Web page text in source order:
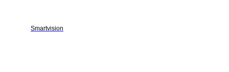
Smartvision